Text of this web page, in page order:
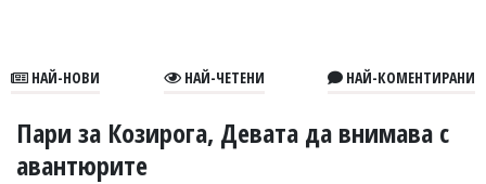
В
УКРАЙНА
НАЙ-НОВИ НАЙ-ЧЕТЕНИ НАЙ-КОМЕНТИРАНИ
Пари за Козирога, Девата да внимава с
авантюрите